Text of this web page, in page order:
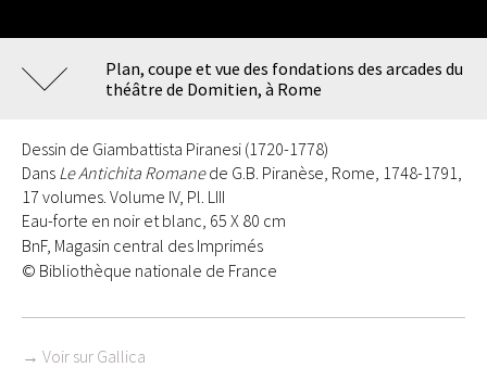
Plan, coupe et vue des fondations des arcades du
théâtre de Domitien, à Rome
Dessin de Giambattista Piranesi (1720-1778)
Dans Le Antichita Romanede G.B. Piranèse, Rome, 1748-1791,
17 volumes. Volume IV, Pl. LIII
Eau-forte en noir et blanc, 65 X 80 cm
BnF, Magasin central des Imprimés
© Bibliothèque nationale de France
→ Voir sur Gallica